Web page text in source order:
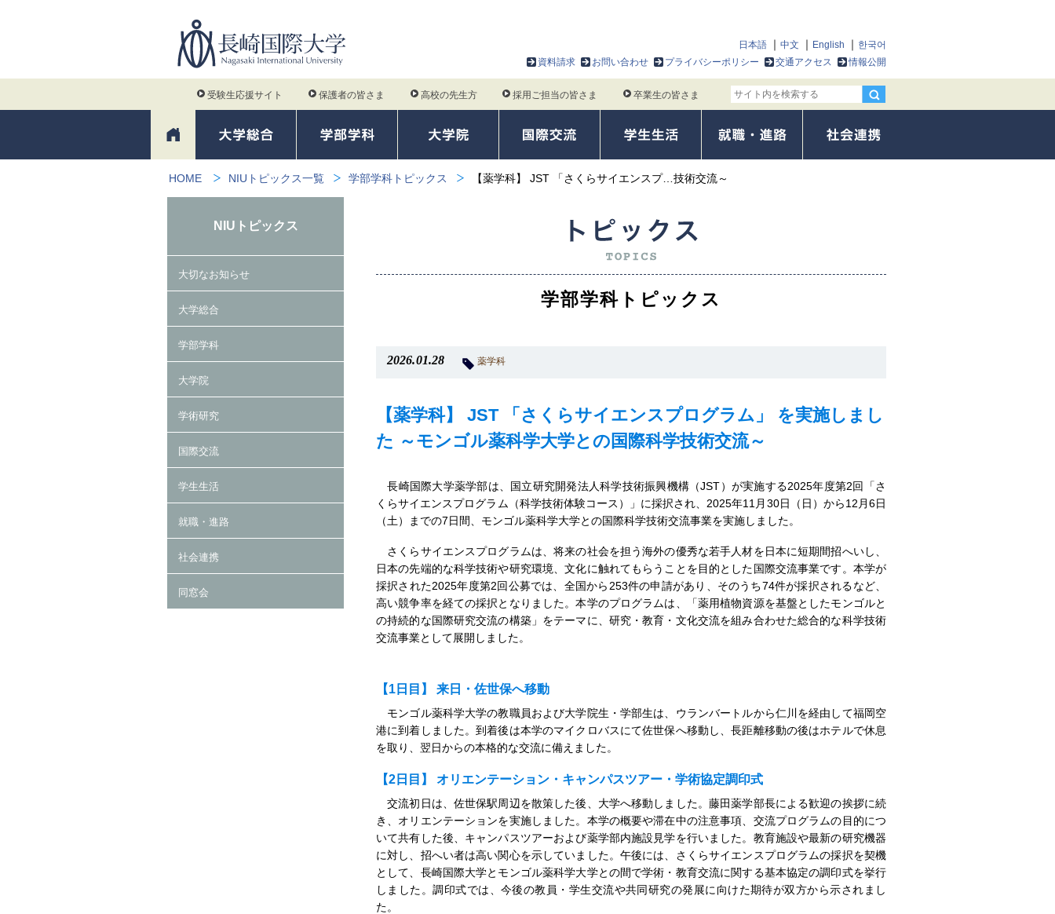
日本語 中文 English
한국어
資料請求
お問い合わせ プライバシーポリシー 交通アクセス 情報公開
受験生応援サイト 保護者の皆さま 高校の先生方 採用ご担当の皆さま 卒業生の皆さま
HOME NIUトピックス一覧 学部学科トピックス 【薬学科】 JST 「さくらサイエンスプ…技術交流～
学部学科トピックス
2026.01.28 薬学科
【薬学科】 JST 「さくらサイエンスプログラム」 を実施しまし
た ～モンゴル薬科学大学との国際科学技術交流～
長崎国際大学薬学部は、国立研究開発法人科学技術振興機構（JST）が実施する2025年度第2回「さ
くらサイエンスプログラム（科学技術体験コース）」に採択され、2025年11月30日（日）から12月6日
（土）までの7日間、モンゴル薬科学大学との国際科学技術交流事業を実施しました。
さくらサイエンスプログラムは、将来の社会を担う海外の優秀な若手人材を日本に短期間招へいし、
日本の先端的な科学技術や研究環境、文化に触れてもらうことを目的とした国際交流事業です。本学が
採択された2025年度第2回公募では、全国から253件の申請があり、そのうち74件が採択されるなど、
高い競争率を経ての採択となりました。本学のプログラムは、「薬用植物資源を基盤としたモンゴルと
の持続的な国際研究交流の構築」をテーマに、研究・教育・文化交流を組み合わせた総合的な科学技術
交流事業として展開しました。
【1日目】 来日・佐世保へ移動
モンゴル薬科学大学の教職員および大学院生・学部生は、ウランバートルから仁川を経由して福岡空
港に到着しました。到着後は本学のマイクロバスにて佐世保へ移動し、長距離移動の後はホテルで休息
を取り、翌日からの本格的な交流に備えました。
【2日目】 オリエンテーション・キャンパスツアー・学術協定調印式
交流初日は、佐世保駅周辺を散策した後、大学へ移動しました。藤田薬学部長による歓迎の挨拶に続
き、オリエンテーションを実施しました。本学の概要や滞在中の注意事項、交流プログラムの目的につ
いて共有した後、キャンパスツアーおよび薬学部内施設見学を行いました。教育施設や最新の研究機器
に対し、招へい者は高い関心を示していました。午後には、さくらサイエンスプログラムの採択を契機
として、長崎国際大学とモンゴル薬科学大学との間で学術・教育交流に関する基本協定の調印式を挙行
しました。調印式では、今後の教員・学生交流や共同研究の発展に向けた期待が双方から示されまし
た。
NIUトピックス
大切なお知らせ
大学総合
学部学科
大学院
学術研究
国際交流
学生生活
就職・進路
社会連携
同窓会